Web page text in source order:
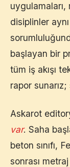
uygulamaları,
disiplinler
başlayan bir
tüm iş akışı
rapor
Askarot
var. Saha
beton sınıfı,
sonrası